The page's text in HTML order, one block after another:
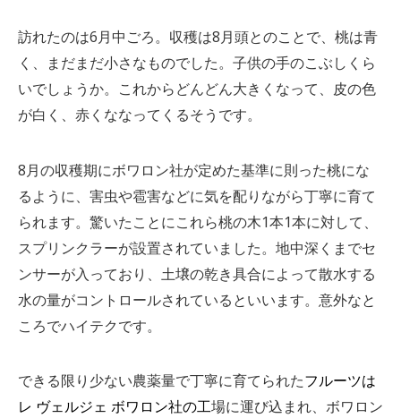
訪れたのは6月中ごろ。収穫は8月頭とのことで、桃は青
く、まだまだ小さなものでした。子供の手のこぶしくら
いでしょうか。これからどんどん大きくなって、皮の色
が白く、赤くななってくるそうです。
8月の収穫期にボワロン社が定めた基準に則った桃にな
るように、害虫や雹害などに気を配りながら丁寧に育て
られます。驚いたことにこれら桃の木1本1本に対して、
スプリンクラーが設置されていました。地中深くまでセ
ンサーが入っており、土壌の乾き具合によって散水する
水の量がコントロールされているといいます。意外なと
ころでハイテクです。
できる限り少ない農薬量で丁寧に育てられたフルーツは
レ ヴェルジェ ボワロン社の工場に運び込まれ、ボワロン